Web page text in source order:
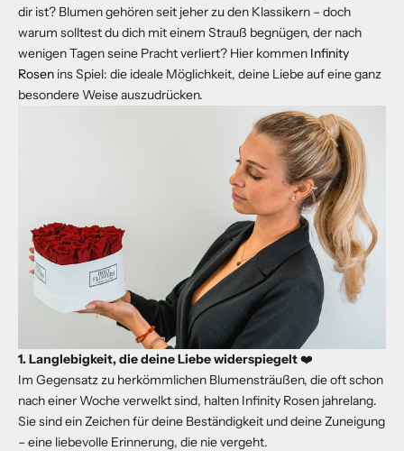
dir ist? Blumen gehören seit jeher zu den Klassikern – doch
warum solltest du dich mit einem Strauß begnügen, der nach
wenigen Tagen seine Pracht verliert? Hier kommen Infinity
Rosen ins Spiel: die ideale Möglichkeit, deine Liebe auf eine ganz
besondere Weise auszudrücken.
1. Langlebigkeit, die deine Liebe widerspiegelt❤️
Im Gegensatz zu herkömmlichen Blumensträußen, die oft schon
nach einer Woche verwelkt sind, halten Infinity Rosen jahrelang.
Sie sind ein Zeichen für deine Beständigkeit und deine Zuneigung
– eine liebevolle Erinnerung, die nie vergeht.